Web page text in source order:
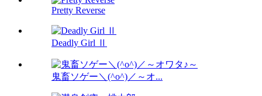
Pretty Reverse
Deadly Girl Ⅱ
鬼畜ソゲー＼(^o^)／～オ...